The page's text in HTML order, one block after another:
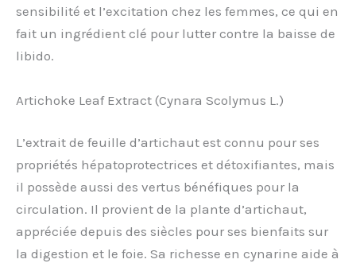
sensibilité et l’excitation chez les femmes, ce qui en
fait un ingrédient clé pour lutter contre la baisse de
libido.
Artichoke Leaf Extract (Cynara Scolymus L.)
L’extrait de feuille d’artichaut est connu pour ses
propriétés hépatoprotectrices et détoxifiantes, mais
il possède aussi des vertus bénéfiques pour la
circulation. Il provient de la plante d’artichaut,
appréciée depuis des siècles pour ses bienfaits sur
la digestion et le foie. Sa richesse en cynarine aide à